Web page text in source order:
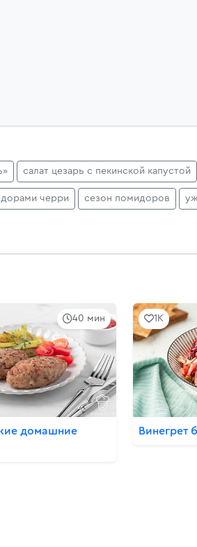
салат цезарь с пекинской капустой
черри сезон помидоров
40 мин
домашние
1K
Винегрет